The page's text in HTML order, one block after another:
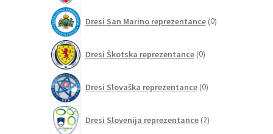
Dresi San Marino reprezentance 0izdelkov
Dresi Škotska reprezentance 0izdelkov
Dresi Slovaška reprezentance 0izdelkov
Dresi Slovenija reprezentance 2izdelka